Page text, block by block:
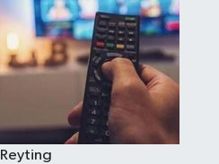
Reyting